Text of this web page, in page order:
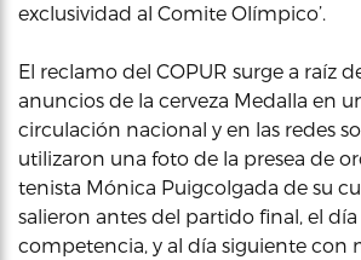
exclusividad al Comite Olímpico’.
El reclamo del COPUR surge a raíz
anuncios de la cerveza Medalla en
circulación nacional y en las redes
utilizaron una foto de la presea de
tenista Mónica Puigcolgada de su
salieron antes del partido final, el día
competencia, y al día siguiente con